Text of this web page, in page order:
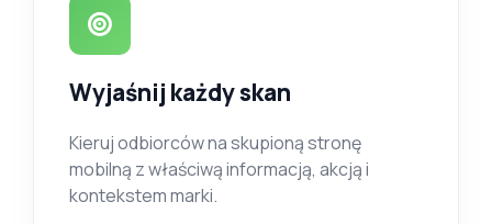
Wyjaśnij każdy skan
Kieruj odbiorców na skupioną stronę
mobilną z właściwą informacją, akcją i
kontekstem marki.